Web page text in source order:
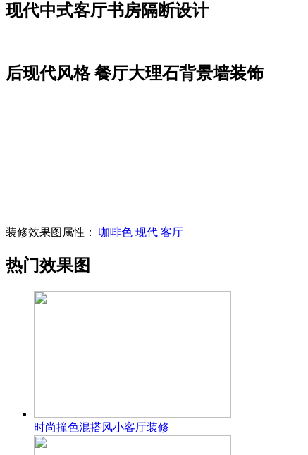
现代中式客厅书房隔断设计
后现代风格 餐厅大理石背景墙装饰
装修效果图属性： 咖啡色 现代 客厅
热门效果图
时尚撞色混搭风小客厅装修